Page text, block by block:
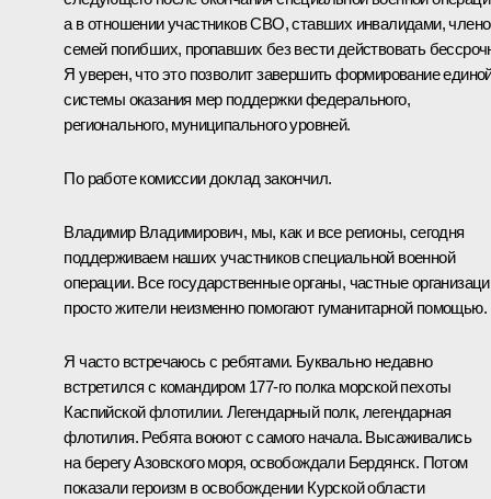
а в отношении участников СВО, ставших инвалидами,
семей погибших, пропавших без вести действовать
Я уверен, что это позволит завершить формирование
системы оказания мер поддержки федерального,
регионального, муниципального уровней.
По работе комиссии доклад закончил.
Владимир Владимирович, мы, как и все регионы, сегодня
поддерживаем наших участников специальной военной
операции. Все государственные органы, частные
просто жители неизменно помогают гуманитарной помощью.
Я часто встречаюсь с ребятами. Буквально недавно
встретился с командиром 177-го полка морской пехоты
Каспийской флотилии. Легендарный полк, легендарная
флотилия. Ребята воюют с самого начала. Высаживались
на берегу Азовского моря, освобождали Бердянск. Потом
показали героизм в освобождении Курской области